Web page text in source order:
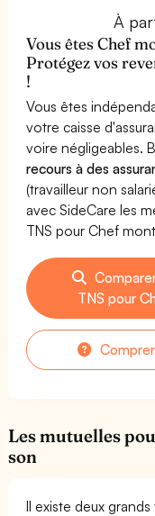
À
Vous êtes Chef
Protégez vos
!
Vous êtes
votre caisse
voire négligeables.
recours à des
(travailleur non
avec SideCare les
TNS pour Chef
TNS pour
Les mutuelles
son
Il existe deux